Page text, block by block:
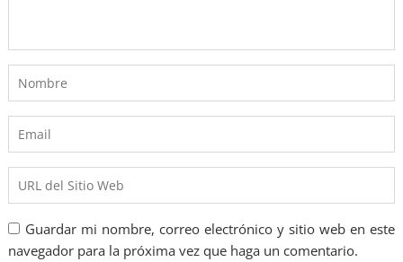
Guardar mi nombre, correo electrónico y sitio web en este
navegador para la próxima vez que haga un comentario.